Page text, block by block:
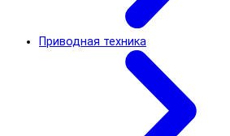
Приводная техника